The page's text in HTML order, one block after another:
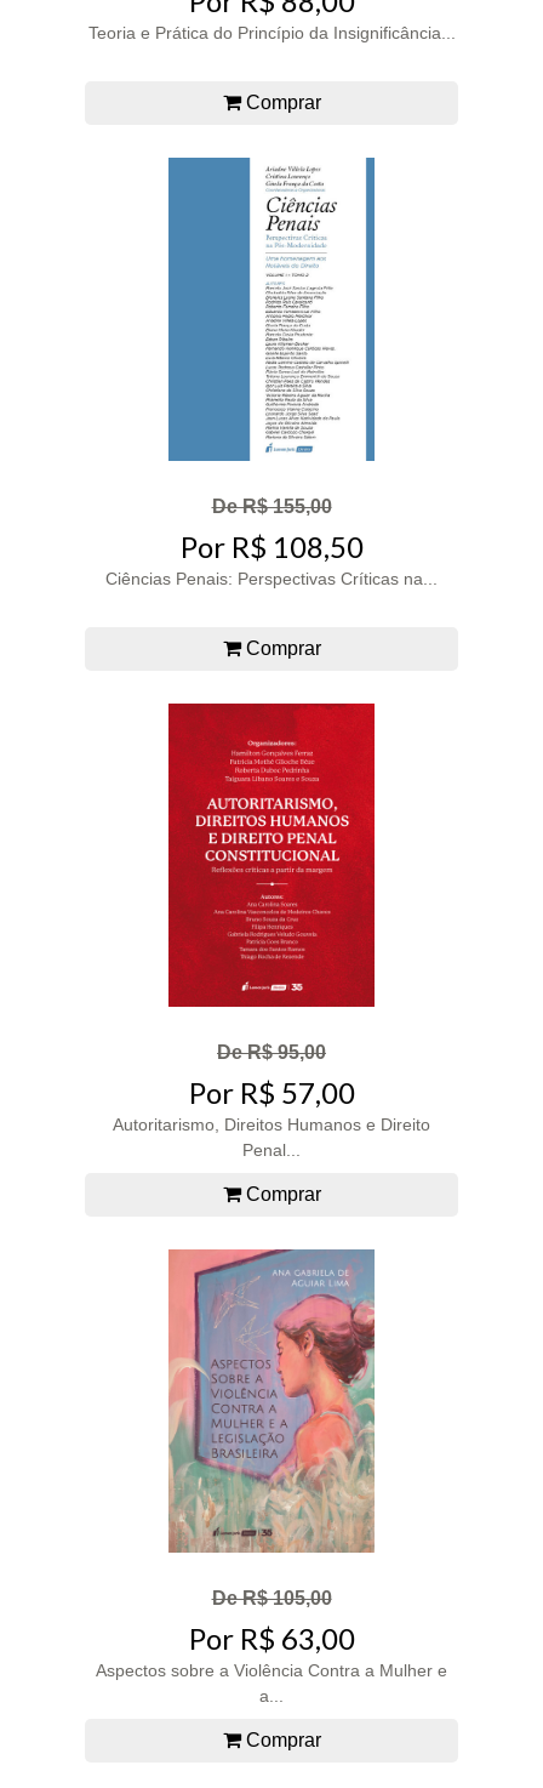
Teoria e Prática do Princípio da Insignificância...
Comprar
De R$ 155,00
Por R$ 108,50
Ciências Penais: Perspectivas Críticas na...
Comprar
De R$ 95,00
Por R$ 57,00
Autoritarismo, Direitos Humanos e Direito
Penal...
Comprar
De R$ 105,00
Por R$ 63,00
Aspectos sobre a Violência Contra a Mulher e
a...
Comprar